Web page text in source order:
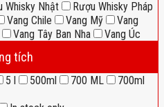
Whisky Nhật
Rượu Whisky Pháp
Vang Chile Vang Mỹ
Vang
Vang Tây Ban Nha Vang Úc
tích
5 l 500ml 700 ML
700ml